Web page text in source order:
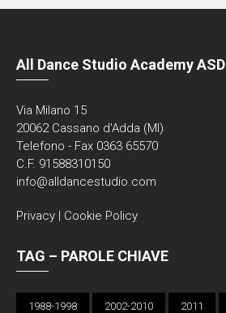
All Dance Studio Academy ASD
Via Milano 15
20062 Cassano d'Adda (MI)
Telefono - Fax 0363 65570
C.F. 91588310150
info@alldancestudio.com
Privacy | Cookie Policy
TAG – PAROLE CHIAVE
1988-1998 2002-2010 2011